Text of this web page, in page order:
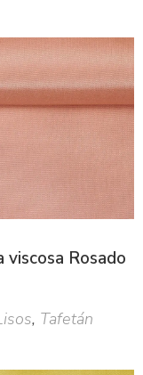
viscosa Rosado
, Tafetán